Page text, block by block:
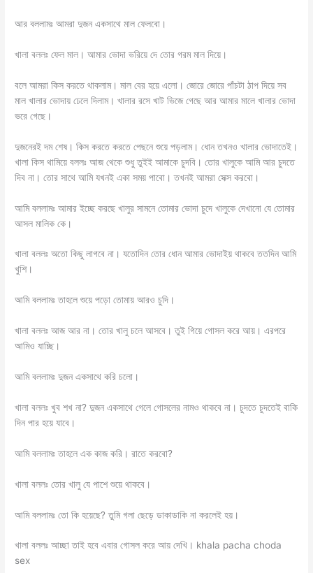
আর বললামঃ আমরা দুজন একসাথে মাল ফেলবো।
খালা বললঃ ফেল মাল। আমার ভোদা ভরিয়ে দে তোর গরম মাল দিয়ে।
বলে আমরা কিস করতে থাকলাম। মাল বের হয়ে এলো। জোরে জোরে পাঁচটা ঠাপ দিয়ে সব
মাল খালার ভোদায় ঢেলে দিলাম। খালার রসে খাট ভিজে গেছে আর আমার মালে খালার ভোদা
ভরে গেছে।
দুজনেরই দম শেষ। কিস করতে করতে পেছনে শুয়ে পড়লাম। ধোন তখনও খালার ভোদাতেই।
খালা কিস থামিয়ে বললঃ আজ থেকে শুধু তুইই আমাকে চুদবি। তোর খালুকে আমি আর চুদতে
দিব না। তোর সাথে আমি যখনই একা সময় পাবো। তখনই আমরা সেক্স করবো।
আমি বললামঃ আমার ইচ্ছে করছে খালুর সামনে তোমার ভোদা চুদে খালুকে দেখানো যে তোমার
আসল মালিক কে।
খালা বললঃ অতো কিছু লাগবে না। যতোদিন তোর ধোন আমার ভোদাইয় থাকবে ততদিন আমি
খুশি।
আমি বললামঃ তাহলে শুয়ে পড়ো তোমায় আরও চুদি।
খালা বললঃ আজ আর না। তোর খালু চলে আসবে। তুই গিয়ে গোসল করে আয়। এরপরে
আমিও যাচ্ছি।
আমি বললামঃ দুজন একসাথে করি চলো।
খালা বললঃ খুব শখ না? দুজন একসাথে গেলে গোসলের নামও থাকবে না। চুদতে চুদতেই বাকি
দিন পার হয়ে যাবে।
আমি বললামঃ তাহলে এক কাজ করি। রাতে করবো?
খালা বললঃ তোর খালু যে পাশে শুয়ে থাকবে।
আমি বললামঃ তো কি হয়েছে? তুমি গলা ছেড়ে ডাকাডাকি না করলেই হয়।
খালা বললঃ আচ্ছা তাই হবে এবার গোসল করে আয় দেখি। khala pacha choda
sex